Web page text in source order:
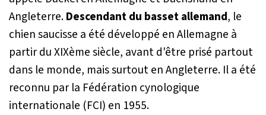
Angleterre.Descendant du basset allemand, le
chien saucisse a été développé en Allemagne à
partir du XIXème siècle, avant d'être prisé partout
dans le monde, mais surtout en Angleterre. Il a été
reconnu par la Fédération cynologique
internationale (FCI) en 1955.